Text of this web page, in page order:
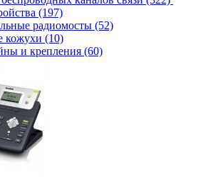
(197)
радиомосты (52)
кожухи (10)
и крепления (60)